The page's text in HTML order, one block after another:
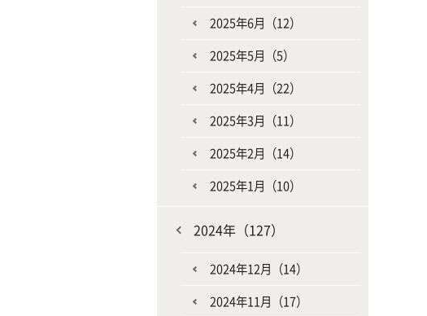
2025年6月（12）
2025年5月（5）
2025年4月（22）
2025年3月（11）
2025年2月（14）
2025年1月（10）
2024年（127）
2024年12月（14）
2024年11月（17）